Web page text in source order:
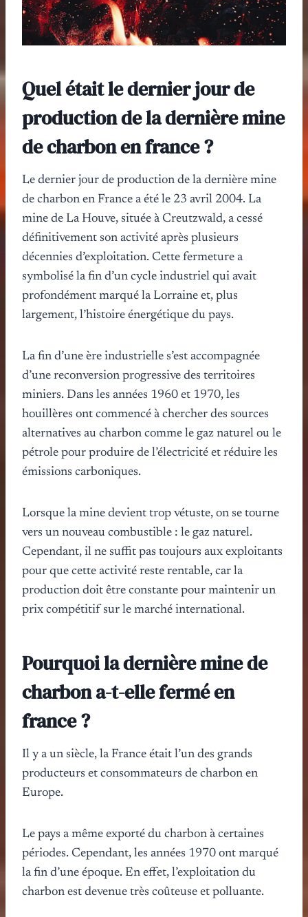
Quel était le dernier jour de
production de la dernière mine
de charbon en france ?
Le dernier jour de production de la dernière mine
de charbon en France a été le 23 avril 2004. La
mine de La Houve, située à Creutzwald, a cessé
définitivement son activité après plusieurs
décennies d’exploitation. Cette fermeture a
symbolisé la fin d’un cycle industriel qui avait
profondément marqué la Lorraine et, plus
largement, l’histoire énergétique du pays.
La fin d’une ère industrielle s’est accompagnée
d’une reconversion progressive des territoires
miniers. Dans les années 1960 et 1970, les
houillères ont commencé à chercher des sources
alternatives au charbon comme le gaz naturel ou le
pétrole pour produire de l’électricité et réduire les
émissions carboniques.
Lorsque la mine devient trop vétuste, on se tourne
vers un nouveau combustible : le gaz naturel.
Cependant, il ne suffit pas toujours aux exploitants
pour que cette activité reste rentable, car la
production doit être constante pour maintenir un
prix compétitif sur le marché international.
Pourquoi la dernière mine de
charbon a-t-elle fermé en
france ?
Il y a un siècle, la France était l’un des grands
producteurs et consommateurs de charbon en
Europe.
Le pays a même exporté du charbon à certaines
périodes. Cependant, les années 1970 ont marqué
la fin d’une époque. En effet, l’exploitation du
charbon est devenue très coûteuse et polluante.